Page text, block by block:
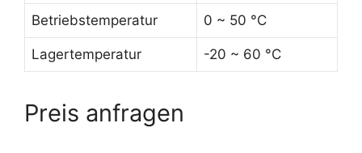
Betriebstemperatur 0 ~ 50 °C
Lagertemperatur -20 ~ 60 °C
Preis anfragen